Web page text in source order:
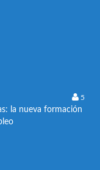
5
la nueva formación